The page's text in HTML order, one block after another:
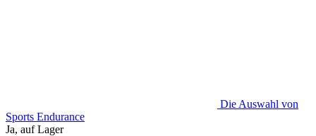
Die Auswahl von
Sports Endurance
Ja, auf Lager